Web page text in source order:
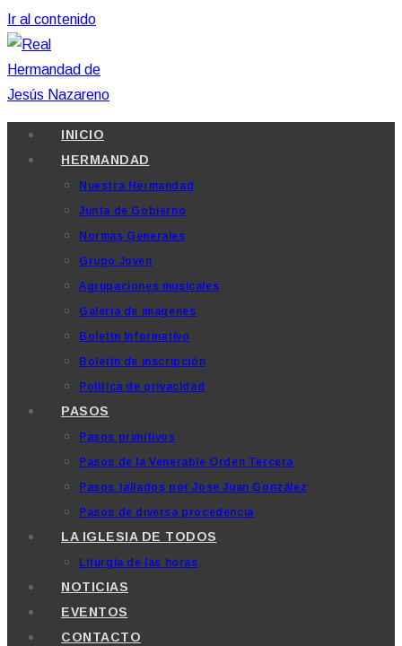
Ir al contenido
INICIO
HERMANDAD
Nuestra Hermandad
Junta de Gobierno
Normas Generales
Grupo Joven
Agrupaciones musicales
Galería de imágenes
Boletín Informativo
Boletín de inscripción
Política de privacidad
PASOS
Pasos primitivos
Pasos de la Venerable Orden Tercera
Pasos tallados por Jose Juan González
Pasos de diversa procedencia
LA IGLESIA DE TODOS
Liturgia de las horas
NOTICIAS
EVENTOS
CONTACTO